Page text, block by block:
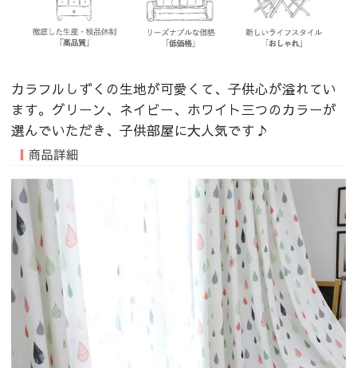
カラフルしずくの生地が可愛くて、子供心が溢れてい
ます。グリーン、ネイビー、ホワイト三つのカラーが
選んでいただき、子供部屋に大人気です♪